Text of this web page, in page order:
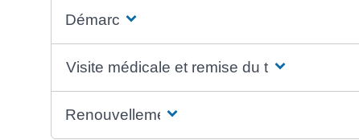
Démarche
Visite médicale et remise du titre
Renouvellement